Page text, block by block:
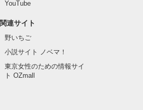
YouTube
関連サイト
野いちご
小説サイト ノベマ！
東京女性のための情報サイ
ト OZmall